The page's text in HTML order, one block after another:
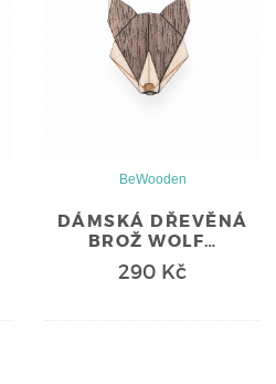
BeWooden
DÁMSKÁ DŘEVĚNÁ
BROŽ WOLF…
290 Kč